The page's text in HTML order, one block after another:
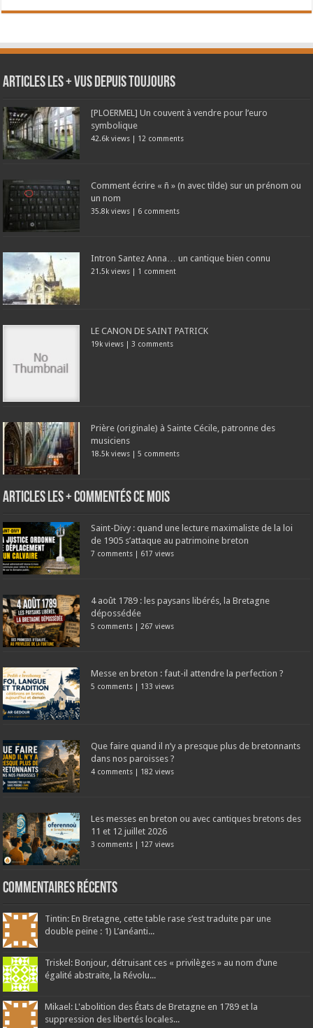
Articles les + vus depuis toujours
[PLOERMEL] Un couvent à vendre pour l’euro
symbolique
42.6k views | 12 comments
Comment écrire « ñ » (n avec tilde) sur un prénom ou
un nom
35.8k views | 6 comments
Intron Santez Anna… un cantique bien connu
21.5k views | 1 comment
LE CANON DE SAINT PATRICK
19k views | 3 comments
Prière (originale) à Sainte Cécile, patronne des
musiciens
18.5k views |5 comments
Articles les + commentés ce mois
Saint-Divy : quand une lecture maximaliste de la loi
de 1905 s’attaque au patrimoine breton
7 comments | 617 views
4 août 1789 : les paysans libérés, la Bretagne
dépossédée
5 comments | 267 views
Messe en breton : faut-il attendre la perfection ?
5 comments | 133 views
Que faire quand il n’y a presque plus de bretonnants
dans nos paroisses ?
4 comments | 182 views
Les messes en breton ou avec cantiques bretons des
11 et 12 juillet 2026
3 comments | 127 views
Commentaires récents
Tintin: En Bretagne, cette table rase s’est traduite par une
double peine : 1) L’anéanti...
Triskel: Bonjour, détruisant ces « privilèges » au nom d’une
égalité abstraite, la Révolu...
Mikael: L'abolition des États de Bretagne en 1789 et la
suppression des libertés locales...